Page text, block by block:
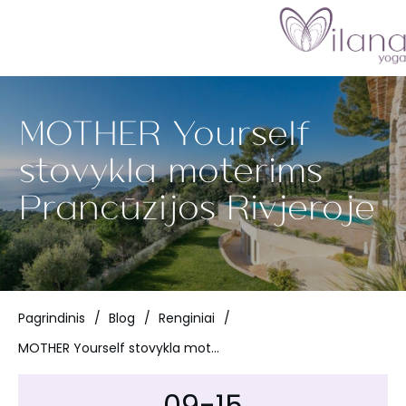
MOTHER Yourself
stovykla moterims
Prancūzijos Rivjeroje
Pagrindinis / Blog / Renginiai /
MOTHER Yourself stovykla moterims Prancūzijos Rivjeroje